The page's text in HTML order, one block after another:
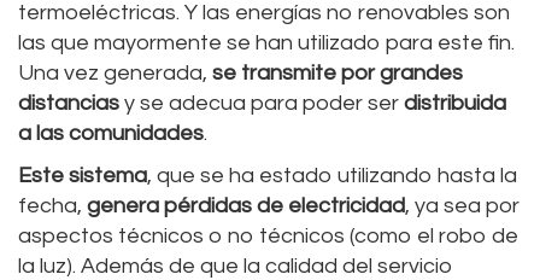
termoeléctricas. Y las energías no renovables son
las que mayormente se han utilizado para este fin.
Una vez generada, se transmite por grandes
distancias y se adecua para poder ser distribuida
a las comunidades.
Este sistema, que se ha estado utilizando hasta la
fecha, genera pérdidas de electricidad, ya sea por
aspectos técnicos o no técnicos (como el robo de
la luz). Además de que la calidad del servicio